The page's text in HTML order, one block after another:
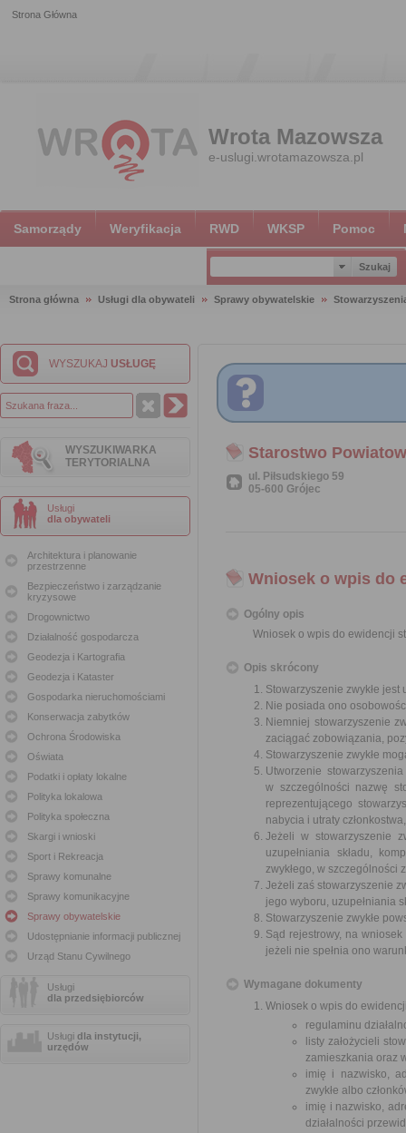
Strona Główna
Wrota Mazowsza
e-uslugi.wrotamazowsza.pl
Samorządy Weryfikacja RWD WKSP Pomoc
Strona główna Usługi dla obywateli Sprawy obywatelskie
WYSZUKAJ USŁUGĘ
WYSZUKIWARKA
TERYTORIALNA
Usługi
dla obywateli
Architektura i planowanie
przestrzenne
Bezpieczeństwo i zarządzanie
kryzysowe
Drogownictwo
Działalność gospodarcza
Geodezja i Kartografia
Geodezja i Kataster
Gospodarka nieruchomościami
Konserwacja zabytków
Ochrona Środowiska
Oświata
Podatki i opłaty lokalne
Polityka lokalowa
Polityka społeczna
Skargi i wnioski
Sport i Rekreacja
Sprawy komunalne
Sprawy komunikacyjne
Sprawy obywatelskie
Udostępnianie informacji publicznej
Urząd Stanu Cywilnego
Usługi
dla przedsiębiorców
Usługi dla instytucji,
urzędów
Starostwo
ul. Piłsudskiego 59
05-600 Grójec
Wniosek o wpis do
Ogólny opis
Wniosek o wpis do ewidencji
Opis skrócony
Stowarzyszenie zwykłe
Nie posiada ono
Niemniej stowarzyszenie
zaciągać zobowiązania,
Stowarzyszenie zwykłe
Utworzenie
w szczególności nazwę
reprezentującego
nabycia i utraty
Jeżeli w stowarzyszenie
uzupełniania składu,
zwykłego, w szczególności
Jeżeli zaś stowarzyszenie
jego wyboru, uzupełniania
Stowarzyszenie zwykłe
Sąd rejestrowy, na
jeżeli nie spełnia ono
Wymagane dokumenty
Wniosek o wpis do
regulaminu
listy założycieli
zamieszkania oraz
imię i nazwisko,
zwykłe albo
imię i nazwisko,
działalności